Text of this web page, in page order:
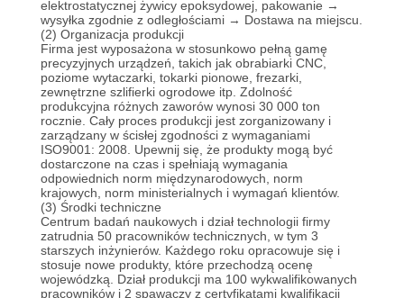
SITEMAP
POLITYKA
PRYWATNOŚCI
elektrostatycznej żywicy epoksydowej, pakowanie →
wysyłka zgodnie z odległościami → Dostawa na miejscu.
(2) Organizacja produkcji
Firma jest wyposażona w stosunkowo pełną gamę
precyzyjnych urządzeń, takich jak obrabiarki CNC,
poziome wytaczarki, tokarki pionowe, frezarki,
zewnętrzne szlifierki ogrodowe itp. Zdolność
produkcyjna różnych zaworów wynosi 30 000 ton
rocznie. Cały proces produkcji jest zorganizowany i
zarządzany w ścisłej zgodności z wymaganiami
ISO9001: 2008. Upewnij się, że produkty mogą być
dostarczone na czas i spełniają wymagania
odpowiednich norm międzynarodowych, norm
krajowych, norm ministerialnych i wymagań klientów.
(3) Środki techniczne
Centrum badań naukowych i dział technologii firmy
zatrudnia 50 pracowników technicznych, w tym 3
starszych inżynierów. Każdego roku opracowuje się i
stosuje nowe produkty, które przechodzą ocenę
wojewódzką. Dział produkcji ma 100 wykwalifikowanych
pracowników i 2 spawaczy z certyfikatami kwalifikacji